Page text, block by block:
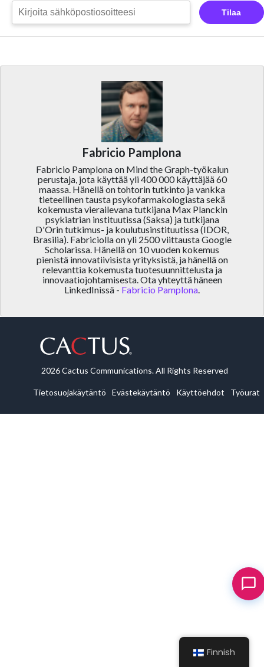
Tilaa
Fabricio Pamplona
Fabricio Pamplona on Mind the Graph-työkalun
perustaja, jota käyttää yli 400 000 käyttäjää 60
maassa. Hänellä on tohtorin tutkinto ja vankka
tieteellinen tausta psykofarmakologiasta sekä
kokemusta vierailevana tutkijana Max Planckin
psykiatrian instituutissa (Saksa) ja tutkijana
D'Orin tutkimus- ja koulutusinstituutissa (IDOR,
Brasilia). Fabriciolla on yli 2500 viittausta Google
Scholarissa. Hänellä on 10 vuoden kokemus
pienistä innovatiivisista yrityksistä, ja hänellä on
relevanttia kokemusta tuotesuunnittelusta ja
innovaatiojohtamisesta. Ota yhteyttä häneen
LinkedInissä - Fabricio Pamplona.
2026 Cactus Communications. All Rights Reserved
Tietosuojakäytäntö Evästekäytäntö Käyttöehdot Työurat
Finnish